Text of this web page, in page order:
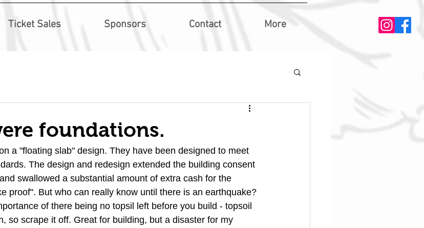
Ticket Sales Sponsors Contact More
foundations.
a "floating slab" design. They have been designed to meet
The design and redesign extended the building consent
swallowed a substantial amount of extra cash for the
proof". But who can really know until there is an earthquake?
of there being no topsil left before you build - topsoil
so scrape it off. Great for building, but a disaster for my